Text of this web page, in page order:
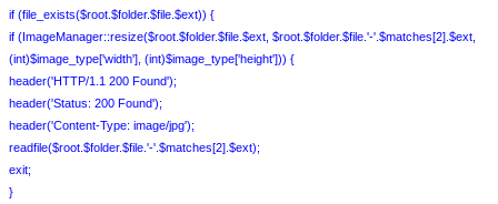
if (file_exists($root.$folder.$file.$ext)) {
if (ImageManager::resize($root.$folder.$file.$ext, $root.$folder.$file.'-'.$matches[2].$ext,
(int)$image_type['width'], (int)$image_type['height'])) {
header('HTTP/1.1 200 Found');
header('Status: 200 Found');
header('Content-Type: image/jpg');
readfile($root.$folder.$file.'-'.$matches[2].$ext);
exit;
}